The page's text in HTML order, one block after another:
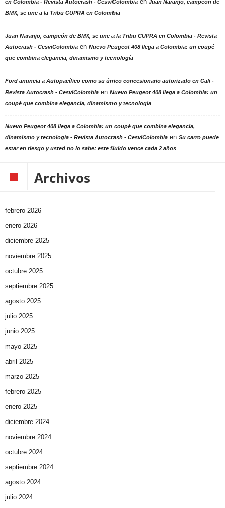
en Colombia - Revista Autocrash - CesviColombia
Juan Naranjo, campeón de
BMX, se une a la Tribu CUPRA en Colombia
Juan Naranjo, campeón de BMX, se une a la Tribu CUPRA en Colombia - Revista
Autocrash - CesviColombia en Nuevo Peugeot 408 llega a Colombia: un coupé
que combina elegancia, dinamismo y tecnología
Ford anuncia a Autopacífico como su único concesionario autorizado en Cali -
Revista Autocrash - CesviColombia en Nuevo Peugeot 408 llega a Colombia: un
coupé que combina elegancia, dinamismo y tecnología
Nuevo Peugeot 408 llega a Colombia: un coupé que combina elegancia,
dinamismo y tecnología - Revista Autocrash - CesviColombia en Su carro puede
estar en riesgo y usted no lo sabe: este fluido vence cada 2 años
Archivos
febrero 2026
enero 2026
diciembre 2025
noviembre 2025
octubre 2025
septiembre 2025
agosto 2025
julio 2025
junio 2025
mayo 2025
abril 2025
marzo 2025
febrero 2025
enero 2025
diciembre 2024
noviembre 2024
octubre 2024
septiembre 2024
agosto 2024
julio 2024